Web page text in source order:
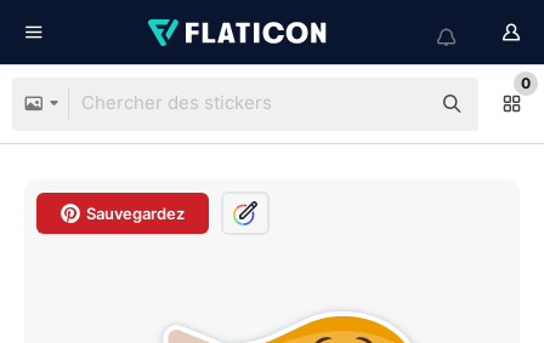
0
Sauvegardez